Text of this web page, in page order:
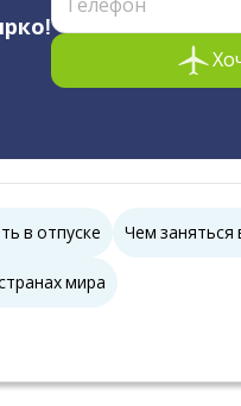
в отпуске Чем заняться
мира